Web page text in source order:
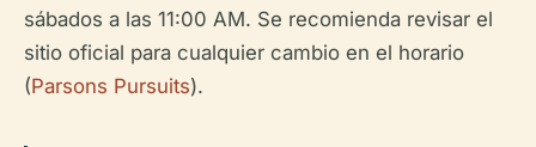
sábados a las 11:00 AM. Se recomienda revisar el
sitio oficial para cualquier cambio en el horario
(Parsons Pursuits).